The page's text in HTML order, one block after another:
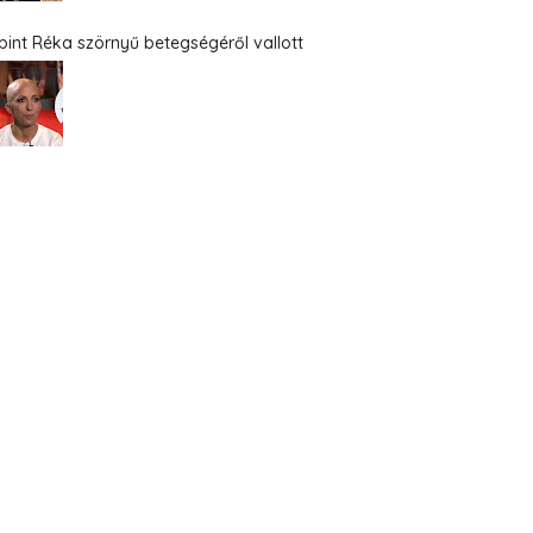
Réka szörnyű betegségéről vallott